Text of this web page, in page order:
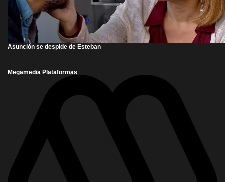
Asunción se despide de Esteban
Megamedia Plataformas